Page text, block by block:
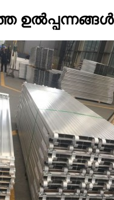
ഉൽപ്പന്നങ്ങൾ